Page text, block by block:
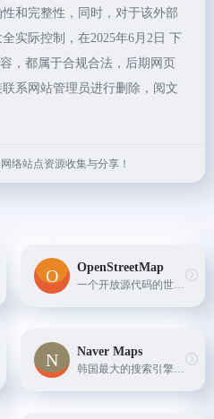
和完整性，同时，对于该外部
实际控制，在2025年6月2日 下
，都属于合规合法，后期网页
系网站管理员进行删除，阅文
络站点资源收集与分享！
OpenStreetMap
一个开放源代码的世界地图项目，用户可以自由编辑和使用其地理数据，被誉为“维基百科式”的地图。
Naver Maps
韩国最大的搜索引擎Naver提供的地图服务，覆盖韩国及其他地区的地图导航、地点搜索等功能。